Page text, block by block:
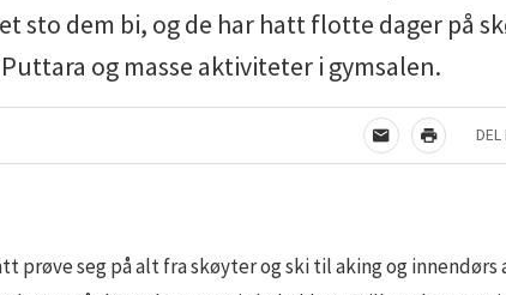
dem bi, og de har hatt flotte dager på
og masse aktiviteter i gymsalen.
TIPS EN VENN
SKRIV UT
DEL
prøve seg på alt fra skøyter og ski til aking og